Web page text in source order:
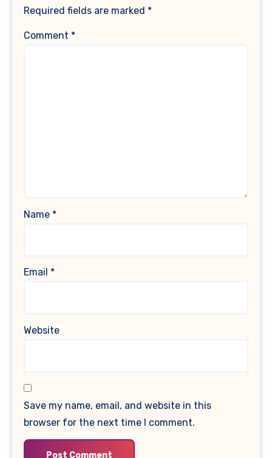
Required fields are marked *
Comment *
Name *
Email *
Website
Save my name, email, and website in this
browser for the next time I comment.